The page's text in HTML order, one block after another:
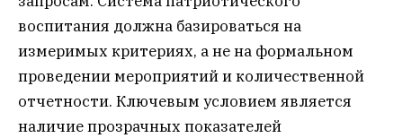
воспитания должна базироваться на
измеримых критериях, а не на формальном
проведении мероприятий и количественной
отчетности. Ключевым условием является
наличие прозрачных показателей